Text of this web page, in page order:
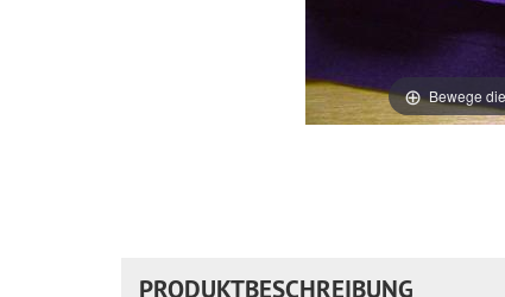
Bewege
PRODUKTBESCHREIBUNG